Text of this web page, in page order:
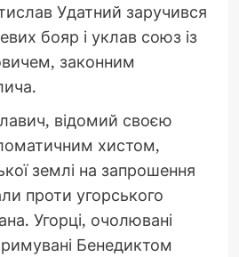
Удатний заручився
бояр і уклав союз із
законним
відомий своєю
хистом,
землі на запрошення
проти угорського
Угорці, очолювані
Бенедиктом